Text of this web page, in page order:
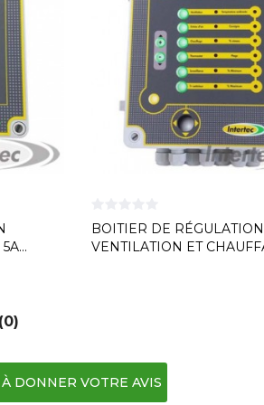
BOITIER DE RÉGULATION
VENTILATION ET
DONNER VOTRE AVIS